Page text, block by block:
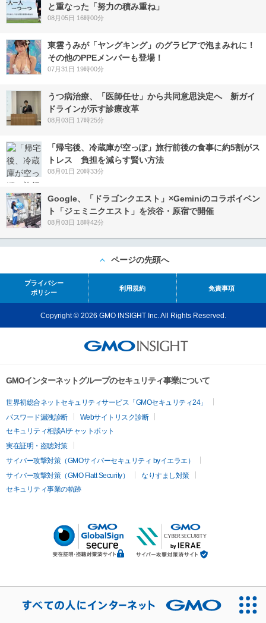
と重なった「努力の積み重ね」
08月05日 16時00分
東雲うみが「ヤングキング」のグラビアで泡まみれに！
その他のPPEメンバーも登場！
07月31日 19時00分
うつ病治療、「医師任せ」から共同意思決定へ 新ガイ
ドラインが示す診療改革
08月03日 17時25分
「帰宅後、冷蔵庫が空っぽ」旅行前後の食事に約5割がス
トレス 負担を減らす賢い方法
08月01日 20時33分
Google、「ドラゴンクエスト」×Geminiのコラボイベン
ト「ジェミニクエスト」を渋谷・原宿で開催
08月03日 18時42分
ページの先頭へ
プライバシー
ポリシー
利用規約 免責事項
Copyright © 2026 GMO INSIGHT Inc. All Rights Reserved.
GMOインターネットグループのセキュリティ事業について
世界初総合ネットセキュリティサービス「GMOセキュリティ24」
パスワード漏洩診断
Webサイトリスク診断
セキュリティ相談AIチャットボット
実在証明・盗聴対策
サイバー攻撃対策（GMOサイバーセキュリティ byイエラエ）
サイバー攻撃対策（GMO Flatt Security）
なりすまし対策
セキュリティ事業の軌跡